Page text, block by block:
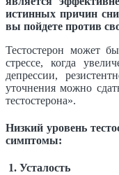
истинных причин
вы пойдете против
Тестостерон может
стрессе, когда
депрессии,
уточнения можно
тестостерона».
Низкий уровень
симптомы:
1. Усталость